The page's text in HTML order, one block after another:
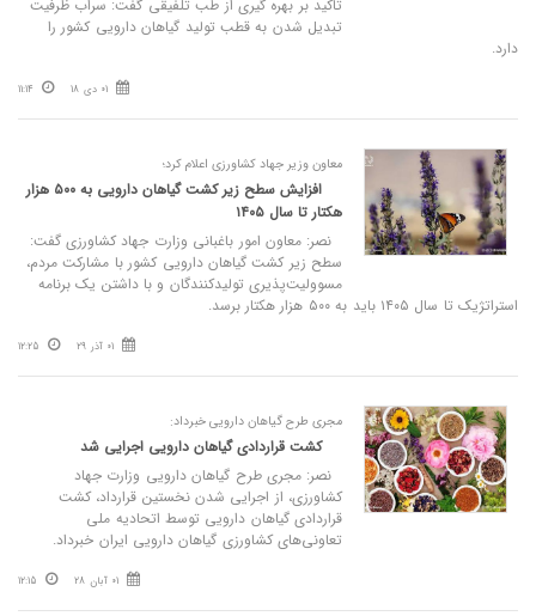
تاکید بر بهره گیری از طب تلفیقی گفت: سراب ظرفیت
تبدیل شدن به قطب تولید گیاهان دارویی کشور را
دارد.
01 دی 18 11:14
معاون وزیر جهاد کشاورزی اعلام کرد؛
افزایش سطح زیر کشت گیاهان دارویی به ۵۰۰ هزار
هکتار تا سال ۱۴۰۵
نصر: معاون امور باغبانی وزارت جهاد کشاورزی گفت:
سطح زیر کشت گیاهان دارویی کشور با مشارکت مردم،
مسوولیت‌پذیری تولیدکنندگان و با داشتن یک برنامه
استراتژیک تا سال ۱۴۰۵ باید به ۵۰۰ هزار هکتار برسد.
01 آذر 29 12:25
مجری طرح گیاهان دارویی خبرداد:
کشت قراردادی گیاهان دارویی اجرایی شد
نصر: مجری طرح گیاهان دارویی وزارت جهاد
کشاورزی، از اجرایی شدن نخستین قرارداد، کشت
قراردادی گیاهان دارویی توسط اتحادیه ملی
تعاونی‌های کشاورزی گیاهان دارویی ایران خبرداد.
01 آبان 28 12:15